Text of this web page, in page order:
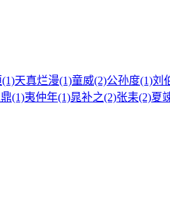
天真烂漫(1)童威(2)公孙度(1)刘
(1)夷仲年(1)晁补之(2)张耒(2)夏